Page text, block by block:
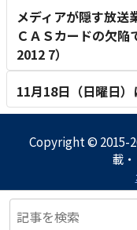
メディアが隠す放送
ＣＡＳカードの欠陥
2012 7）
11月18日（日曜日
Copyright © 2015-
載